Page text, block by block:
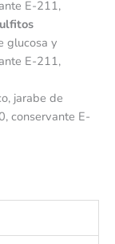
E-211,
glucosa y
E-211,
jarabe de
conservante E-